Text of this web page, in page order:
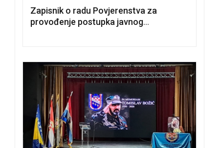
Zapisnik o radu Povjerenstva za
provođenje postupka javnog